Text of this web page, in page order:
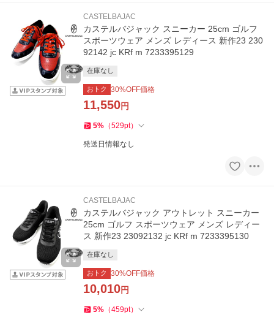
CASTELBAJAC
カステルバジャック スニーカー 25cm ゴルフ
スポーツウェア メンズ レディース 新作23 230
92142 jc KRf m 7233395129
在庫なし
おトク 30%OFF価格
11,550円
5% （529pt）
発送日情報なし
CASTELBAJAC
カステルバジャック アウトレット スニーカー
25cm ゴルフ スポーツウェア メンズ レディー
ス 新作23 23092132 jc KRf m 7233395130
在庫なし
おトク 30%OFF価格
10,010円
5% （459pt）